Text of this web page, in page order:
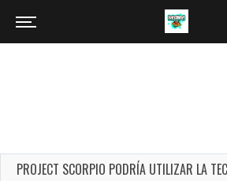
PROJECT SCORPIO PODRÍA UTILIZAR LA